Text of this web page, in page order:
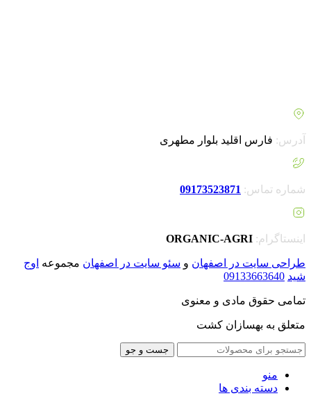
آدرس: فارس اقلید بلوار مطهری
شماره تماس: 09173523871
اینستاگرام: ORGANIC-AGRI
طراحی سایت در اصفهان و سئو سایت در اصفهان مجموعه اوج
شید 09133663640
تمامی حقوق مادی و معنوی
متعلق به بهسازان کشت
جست و جو
منو
دسته بندی ها